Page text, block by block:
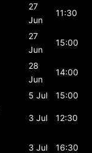
27
Jun
11:30
27
Jun
15:00
28
Jun
14:00
5 Jul
15:00
3 Jul 12:30
3 Jul 16:30